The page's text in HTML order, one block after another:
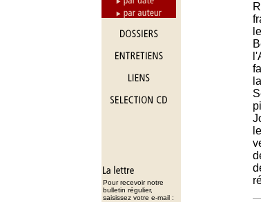
Pour recevoir notre
bulletin régulier,
saisissez votre e-mail :